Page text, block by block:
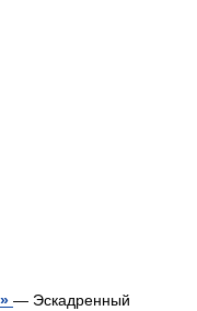
— Эскадренный